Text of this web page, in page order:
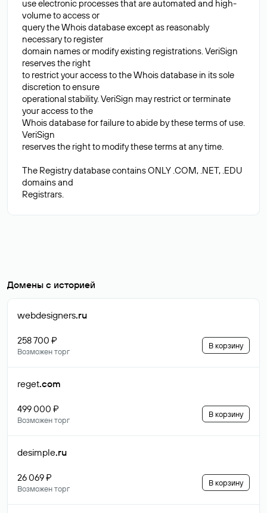
use electronic processes that are automated and high-
volume to access or
query the Whois database except as reasonably
necessary to register
domain names or modify existing registrations. VeriSign
reserves the right
to restrict your access to the Whois database in its sole
discretion to ensure
operational stability. VeriSign may restrict or terminate
your access to the
Whois database for failure to abide by these terms of use.
VeriSign
reserves the right to modify these terms at any time.
The Registry database contains ONLY .COM, .NET, .EDU
domains and
Домены с историей
webdesigners.ru
258 700 ₽
Возможен торг
В корзину
reget.com
499 000 ₽
Возможен торг
В корзину
desimple.ru
26 069 ₽
Возможен торг
В корзину